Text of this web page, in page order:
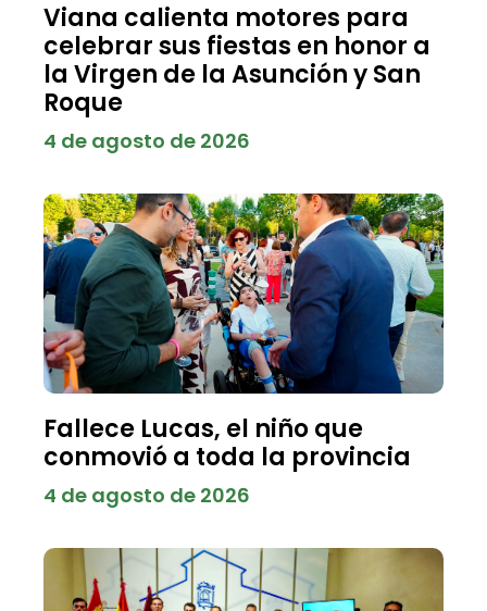
Viana calienta motores para
celebrar sus fiestas en honor a
la Virgen de la Asunción y San
Roque
4 de agosto de 2026
Fallece Lucas, el niño que
conmovió a toda la provincia
4 de agosto de 2026